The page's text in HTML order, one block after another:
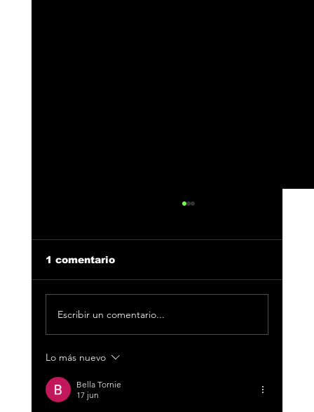
“Bandolerita”, el nuevo capítulo
de “El Legado”
1 comentario
Escribir un comentario...
Lo más nuevo
Bella Tornie
17 jun